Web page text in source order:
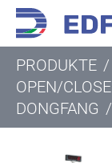
PRODUKTE /
OPEN/CLOSE
DONGFANG /